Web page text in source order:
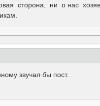
сторона, ни о нас
звучал бы пост.